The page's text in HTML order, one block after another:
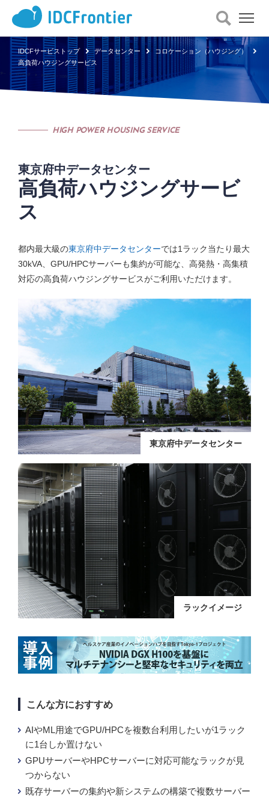
メ
ュ
ー
を
く
IDCFサービストップ データセンター
コロケーション（ハウジング）
高負荷ハウジングサービス
HIGH POWER HOUSING SERVICE
東京府中データセンター
高負荷ハウジングサービ
ス
都内最大級の東京府中データセンターでは1ラック当たり最大
30kVA、GPU/HPCサーバーも集約が可能な、高発熱・高集積
対応の高負荷ハウジングサービスがご利用いただけます。
東京府中データセンター
ラックイメージ
こんな方におすすめ
AIやML用途でGPU/HPCを複数台利用したいが1ラック
に1台しか置けない
GPUサーバーやHPCサーバーに対応可能なラックが見
つからない
既存サーバーの集約や新システムの構築で複数サーバー